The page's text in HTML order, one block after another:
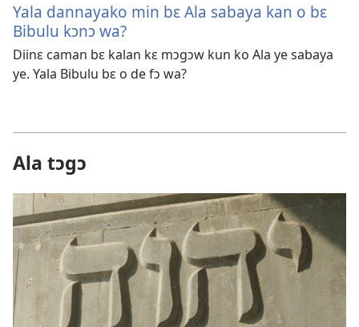
Yala dannayako min bɛ Ala sabaya kan o bɛ
Bibulu kɔnɔ wa?
Diinɛ caman bɛ kalan kɛ mɔgɔw kun ko Ala ye sabaya
ye. Yala Bibulu bɛ o de fɔ wa?
Ala tɔgɔ